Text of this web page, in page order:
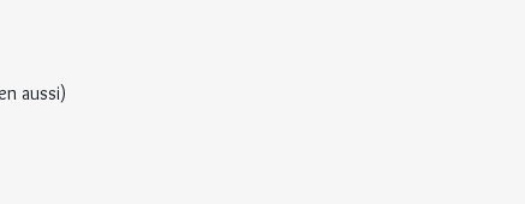
aussi)